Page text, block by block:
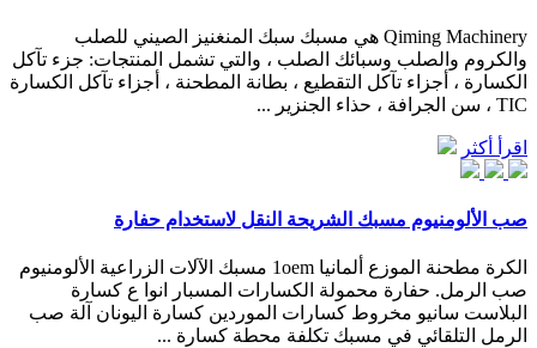
Qiming Machinery هي مسبك سبك المنغنيز الصيني للصلب
والكروم والصلب وسبائك الصلب ، والتي تشمل المنتجات: جزء تآكل
الكسارة ، أجزاء تآكل التقطيع ، بطانة المطحنة ، أجزاء تآكل الكسارة
TIC ، سن الجرافة ، حذاء الجنزير ...
اقرأ أكثر
صب الألومنيوم مسبك الشريحة النقل لاستخدام حفارة
الكرة مطحنة الموزع ألمانيا 1oem مسبك الآلات الزراعية الألومنيوم
صب الرمل. حفارة محمولة الكسارات المسبار انوا ع كسارة
البلاست سانيو مخروط كسارات الموردين كسارة اليونان آلة صب
الرمل التلقائي في مسبك تكلفة محطة كسارة ...